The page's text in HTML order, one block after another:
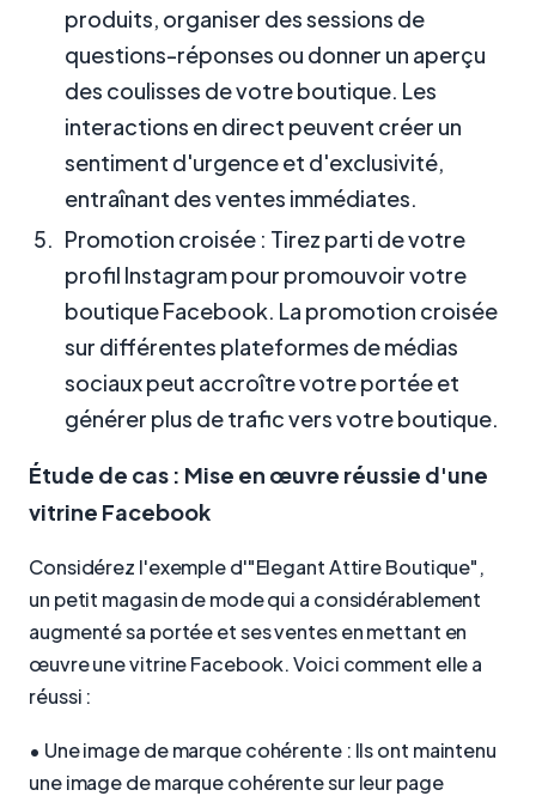
produits, organiser des sessions de
questions-réponses ou donner un aperçu
des coulisses de votre boutique. Les
interactions en direct peuvent créer un
sentiment d'urgence et d'exclusivité,
entraînant des ventes immédiates.
Promotion croisée : Tirez parti de votre
profil Instagram pour promouvoir votre
boutique Facebook. La promotion croisée
sur différentes plateformes de médias
sociaux peut accroître votre portée et
générer plus de trafic vers votre boutique.
Étude de cas : Mise en œuvre réussie d'une
vitrine Facebook
Considérez l'exemple d'"Elegant Attire Boutique",
un petit magasin de mode qui a considérablement
augmenté sa portée et ses ventes en mettant en
œuvre une vitrine Facebook. Voici comment elle a
réussi :
• Une image de marque cohérente : Ils ont maintenu
une image de marque cohérente sur leur page